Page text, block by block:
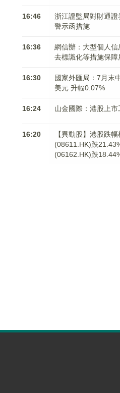
16:46
浙江證監局對財通
警示函措施
16:36
網信辦：大型個人信
去標識化等措施保
16:30
國家外匯局：7月末
美元 升幅0.07%
16:24 山金國際：港股上市
16:20
【異動股】港股跌
(08611.HK)跌
(06162.HK)跌